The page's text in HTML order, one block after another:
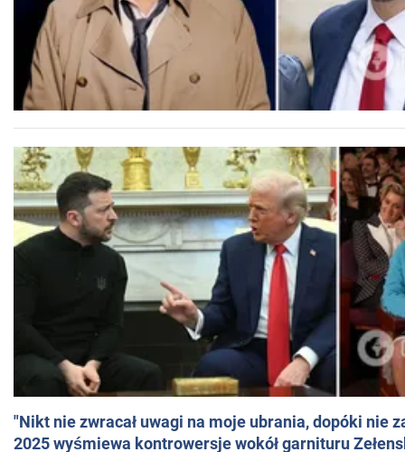
"Nikt nie zwracał uwagi na moje ubrania, dopóki nie
2025 wyśmiewa kontrowersje wokół garnituru